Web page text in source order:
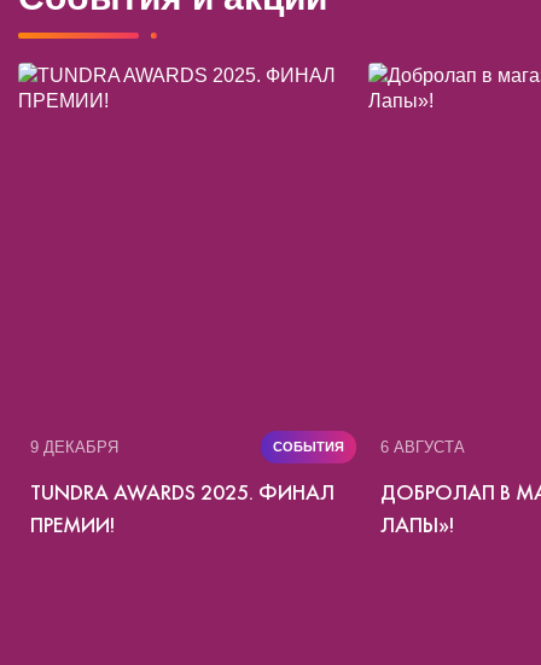
9 ДЕКАБРЯ СОБЫТИЯ
TUNDRA AWARDS 2025. ФИНАЛ
ПРЕМИИ!
6 АВГУСТА
ДОБРОЛАП В
ЛАПЫ»!